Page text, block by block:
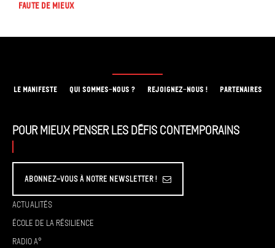
Faute de mieux
LE MANIFESTE QUI SOMMES-NOUS ? REJOIGNEZ-NOUS ! PARTENAIRES
Pour mieux penser les défis contemporains
Abonnez-vous à Notre Newsletter !
Actualités
École de la résilience
Radio A°